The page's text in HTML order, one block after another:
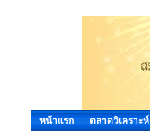
หน้าแรก ตลาดวิเคราะห์